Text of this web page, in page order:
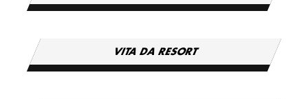
VITA DA RESORT